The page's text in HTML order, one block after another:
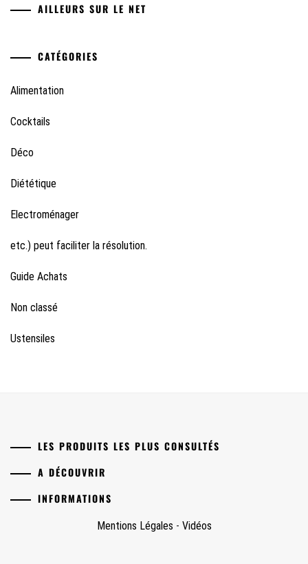
AILLEURS SUR LE NET
CATÉGORIES
Alimentation
Cocktails
Déco
Diététique
Electroménager
etc.) peut faciliter la résolution.
Guide Achats
Non classé
Ustensiles
LES PRODUITS LES PLUS CONSULTÉS
A DÉCOUVRIR
INFORMATIONS
Mentions Légales - Vidéos